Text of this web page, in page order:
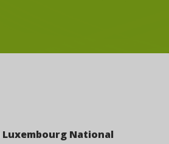
Luxembourg National